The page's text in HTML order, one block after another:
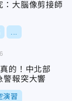
：大腦像剪接師
的！中北部
警報突大響
演習